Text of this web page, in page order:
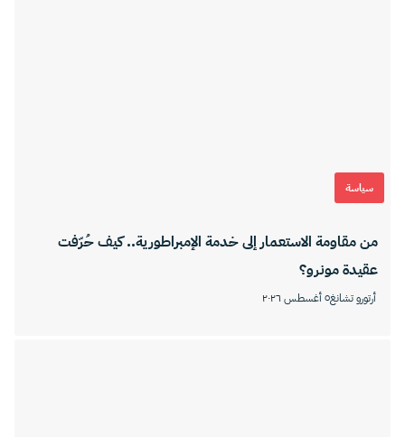
سياسة
من مقاومة الاستعمار إلى خدمة الإمبراطورية.. كيف حُرّفت
عقيدة مونرو؟
أرتورو تشانغ٥ أغسطس ٢٠٢٦